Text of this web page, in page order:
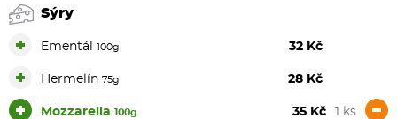
Sýry
Ementál 100g 32 Kč
Hermelín 75g 28 Kč
+ Mozzarella 100g 35 Kč 1 ks -